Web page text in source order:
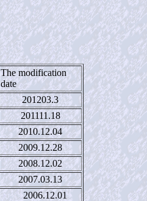
The modification
date
201203.3
201111.18
2010.12.04
2009.12.28
2008.12.02
2007.03.13
2006.12.01